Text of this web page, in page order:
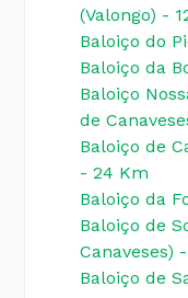
(Valongo) -
Baloiço do
Baloiço da
Baloiço
de
Baloiço de
- 24 Km
Baloiço da
Baloiço de
Canaveses)
Baloiço de